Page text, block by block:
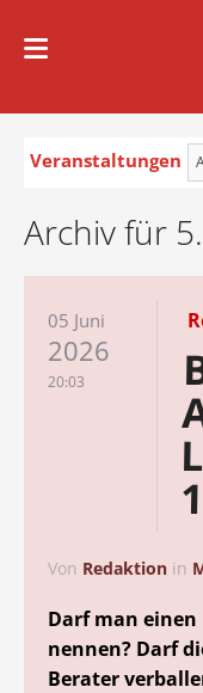
Veranstaltungen
Archiv für
05 Juni
2026
20:03
Von Redaktion in
Darf man
nennen? Darf
Berater